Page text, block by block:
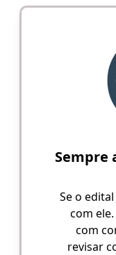
Sempre
Se o
com
com
revisar